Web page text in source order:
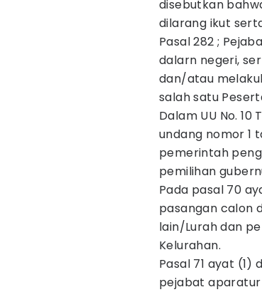
disebutkan
dilarang ikut
Pasal 282 ;
dalarn negeri,
dan/atau
salah satu
Dalam UU No.
undang nomor 1
pemerintah
pemilihan
Pada pasal 70
pasangan calon
lain/Lurah dan
Kelurahan.
Pasal 71 ayat
pejabat aparatur